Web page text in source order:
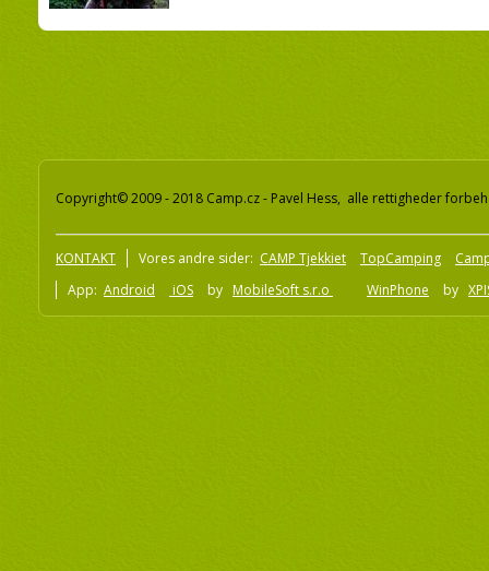
Copyright© 2009 - 2018 Camp.cz - Pavel Hess, alle rettigheder
KONTAKT Vores andre sider: CAMP Tjekkiet TopCamping
App: Android iOS by MobileSoft s.r.o WinPhone by